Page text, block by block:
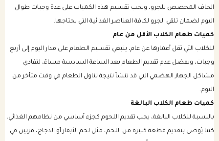
الجاف المخصص للجرو، ويجب تقسيم هذه الكميات على عدة وجبات طوال
اليوم لضمان تلقي الجرو لكافة العناصر الغذائية التي يحتاجها.
كميات طعام الكلاب الأقل من عام
للكلاب التي تقل أعمارها عن عام، ينبغي تقسيم الطعام على مدار اليوم إلى أربع
وجبات، ويفضل عدم تقديم الطعام بعد الساعة السادسة مساءً، لتفادي
مشاكل الجهاز الهضمي التي قد تنشأ نتيجة تناول الطعام في وقت متأخر من
اليوم.
كميات طعام الكلاب البالغة
بالنسبة للكلاب البالغة، يجب تقديم اللحوم كجزء أساسي من نظامهم الغذائي،
كما يُوصى بتقديم قطعة كبيرة من اللحم، مثل لحم الأبقار أو الدجاج، مرتين في